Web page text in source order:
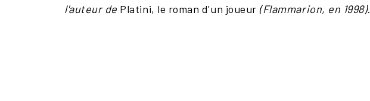
l'auteur de Platini, le roman d'un joueur(Flammarion, en 1998).